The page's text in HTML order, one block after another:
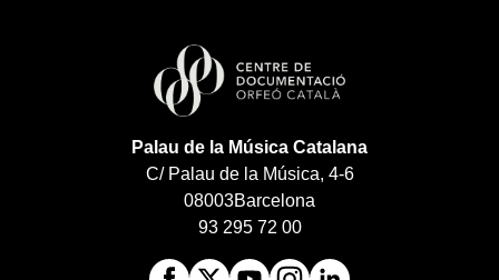
Palau de la Música Catalana
C/ Palau de la Música, 4-6
08003Barcelona
93 295 72 00